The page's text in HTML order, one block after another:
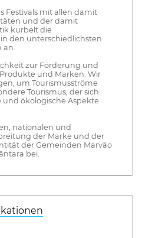
Festivals mit allen damit
und der damit
kurbelt die
den unterschiedlichsten
an.
zur Förderung und
und Marken. Wir
um Tourismusströme
Tourismus, der sich
ökologische Aspekte
nationalen und
der Marke und der
der Gemeinden Marvão
bei.